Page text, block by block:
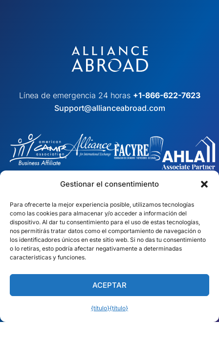
Gestionar el consentimiento
Para ofrecerte la mejor experiencia posible, utilizamos tecnologías
como las cookies para almacenar y/o acceder a información del
dispositivo. Al dar tu consentimiento para el uso de estas tecnologías,
nos permitirás tratar datos como el comportamiento de navegación o
los identificadores únicos en este sitio web. Si no das tu consentimiento
o lo retiras, esto podría afectar negativamente a determinadas
características y funciones.
ACEPTAR
{título}{título}
Línea de emergencia 24 horas +1-866-622-7623
Support@allianceabroad.com
Equipos locales en 10 países
EE.UU.
Dubai
Irlanda
Español (América Latina)